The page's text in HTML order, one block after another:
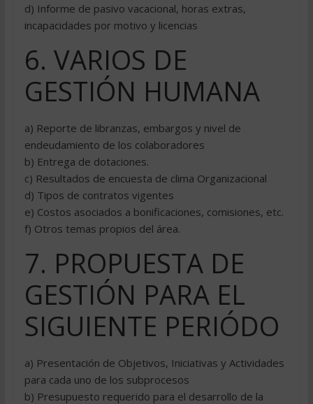
d) Informe de pasivo vacacional, horas extras,
incapacidades por motivo y licencias
6. VARIOS DE
GESTIÓN HUMANA
a) Reporte de libranzas, embargos y nivel de
endeudamiento de los colaboradores
b) Entrega de dotaciones.
c) Resultados de encuesta de clima Organizacional
d) Tipos de contratos vigentes
e) Costos asociados a bonificaciones, comisiones, etc.
f) Otros temas propios del área.
7. PROPUESTA DE
GESTIÓN PARA EL
SIGUIENTE PERIÓDO
a) Presentación de Objetivos, Iniciativas y Actividades
para cada uno de los subprocesos
b) Presupuesto requerido para el desarrollo de la